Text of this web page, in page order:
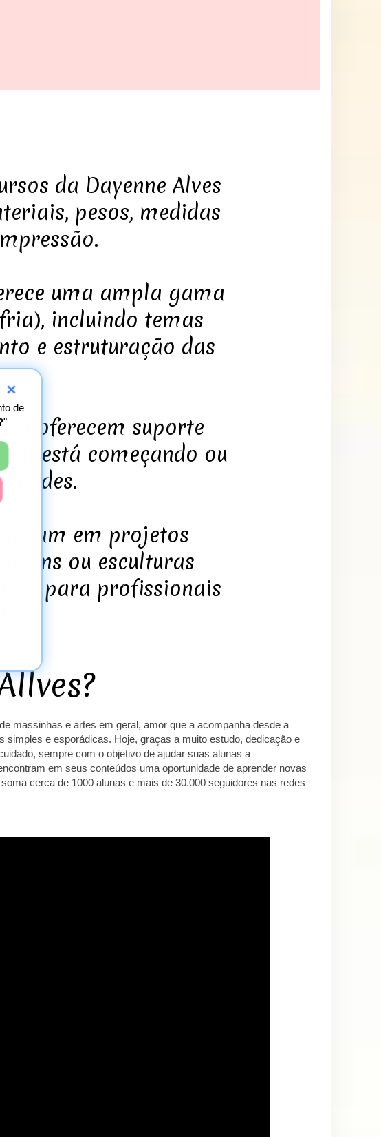
da Dayenne Alves
pesos, medidas
uma ampla gama
incluindo temas
e estruturação das
oferecem suporte
está começando ou
focam em projetos
ou esculturas
para profissionais
massinhas e artes em geral, amor que a acompanha desde a
simples e esporádicas. Hoje, graças a muito estudo, dedicação e
sempre com o objetivo de ajudar suas alunas a
em seus conteúdos uma oportunidade de aprender novas
cerca de 1000 alunas e mais de 30.000 seguidores nas redes
×
de
"